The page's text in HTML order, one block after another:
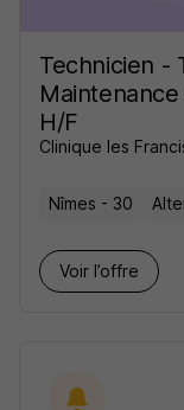
Technicien -
H/F
Clinique les
Nîmes - 30
Voir l’offre